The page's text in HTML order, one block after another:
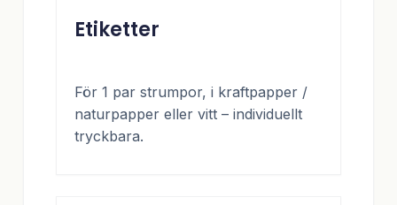
Etiketter
För 1 par strumpor, i kraftpapper /
naturpapper eller vitt – individuellt
tryckbara.